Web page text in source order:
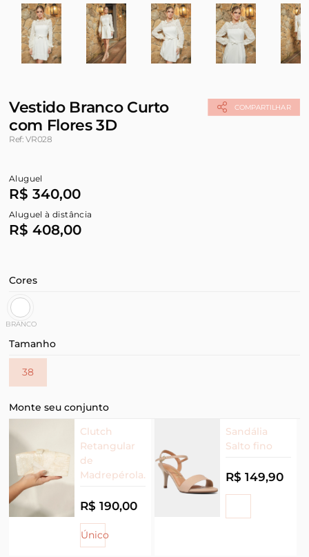
COMPARTILHAR
Vestido Branco Curto
com Flores 3D
Ref: VR028
Aluguel
R$ 340,00
Aluguel à distância
R$ 408,00
Cores
BRANCO
Tamanho
38
Monte seu conjunto
Clutch
Retangular
de
Madrepérola.
R$ 190,00
Único
Sandália
Salto fino
R$ 149,90